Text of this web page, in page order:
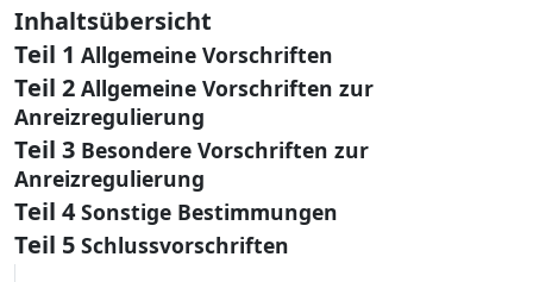
Inhaltsübersicht
Teil 1 Allgemeine Vorschriften
Teil 2 Allgemeine Vorschriften zur
Anreizregulierung
Teil 3 Besondere Vorschriften zur
Anreizregulierung
Teil 4 Sonstige Bestimmungen
Teil 5 Schlussvorschriften